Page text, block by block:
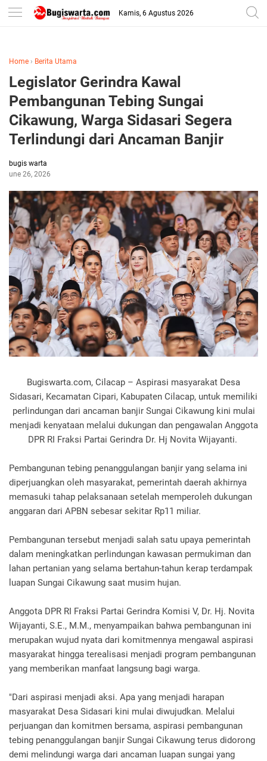
-->
Kamis, 6 Agustus 2026
Home › Berita Utama
Legislator Gerindra Kawal
Pembangunan Tebing Sungai
Cikawung, Warga Sidasari Segera
Terlindungi dari Ancaman Banjir
bugis warta
June 26, 2026
Bugiswarta.com, Cilacap – Aspirasi masyarakat Desa
Sidasari, Kecamatan Cipari, Kabupaten Cilacap, untuk memiliki
perlindungan dari ancaman banjir Sungai Cikawung kini mulai
menjadi kenyataan melalui dukungan dan pengawalan Anggota
DPR RI Fraksi Partai Gerindra Dr. Hj Novita Wijayanti.
Pembangunan tebing penanggulangan banjir yang selama ini
diperjuangkan oleh masyarakat, pemerintah daerah akhirnya
memasuki tahap pelaksanaan setelah memperoleh dukungan
anggaran dari APBN sebesar sekitar Rp11 miliar.
Pembangunan tersebut menjadi salah satu upaya pemerintah
dalam meningkatkan perlindungan kawasan permukiman dan
lahan pertanian yang selama bertahun-tahun kerap terdampak
luapan Sungai Cikawung saat musim hujan.
Anggota DPR RI Fraksi Partai Gerindra Komisi V, Dr. Hj. Novita
Wijayanti, S.E., M.M., menyampaikan bahwa pembangunan ini
merupakan wujud nyata dari komitmennya mengawal aspirasi
masyarakat hingga terealisasi menjadi program pembangunan
yang memberikan manfaat langsung bagi warga.
"Dari aspirasi menjadi aksi. Apa yang menjadi harapan
masyarakat Desa Sidasari kini mulai diwujudkan. Melalui
perjuangan dan komitmen bersama, aspirasi pembangunan
tebing penanggulangan banjir Sungai Cikawung terus didorong
demi melindungi warga dari ancaman luapan sungai yang